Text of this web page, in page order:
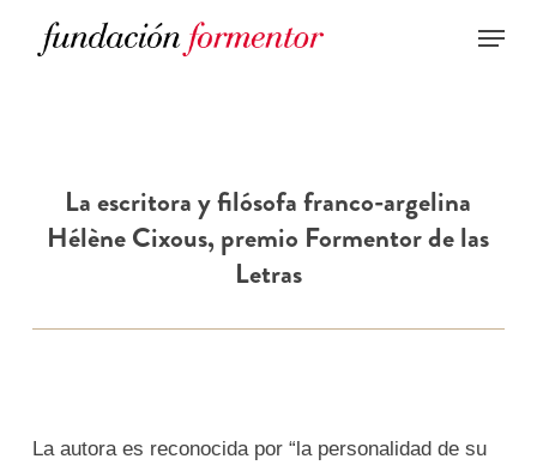
La escritora y filósofa franco-argelina
Hélène Cixous, premio Formentor de las
Letras
La autora es reconocida por “la personalidad de su